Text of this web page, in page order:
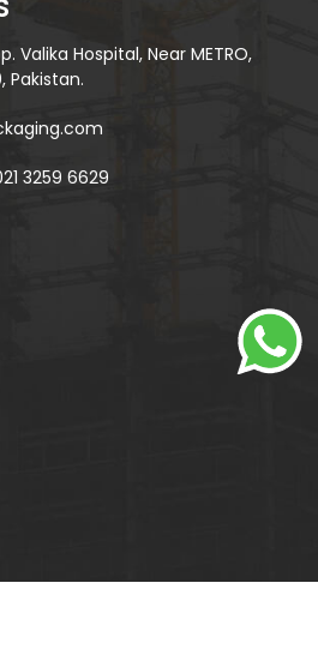
Valika Hospital, Near METRO,
Pakistan.
3259 6629